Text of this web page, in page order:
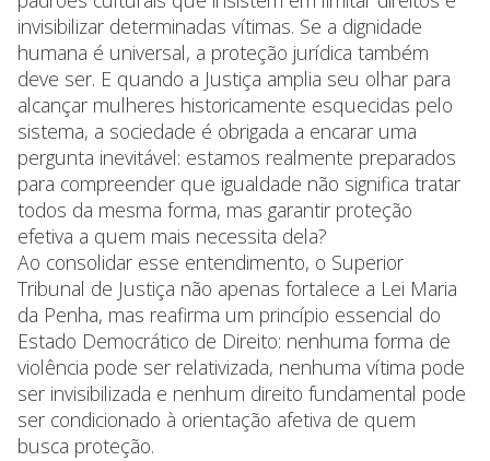
invisibilizar determinadas vítimas. Se a dignidade
humana é universal, a proteção jurídica também
deve ser. E quando a Justiça amplia seu olhar para
alcançar mulheres historicamente esquecidas pelo
sistema, a sociedade é obrigada a encarar uma
pergunta inevitável: estamos realmente preparados
para compreender que igualdade não significa tratar
todos da mesma forma, mas garantir proteção
efetiva a quem mais necessita dela?
Ao consolidar esse entendimento, o Superior
Tribunal de Justiça não apenas fortalece a Lei Maria
da Penha, mas reafirma um princípio essencial do
Estado Democrático de Direito: nenhuma forma de
violência pode ser relativizada, nenhuma vítima pode
ser invisibilizada e nenhum direito fundamental pode
ser condicionado à orientação afetiva de quem
busca proteção.